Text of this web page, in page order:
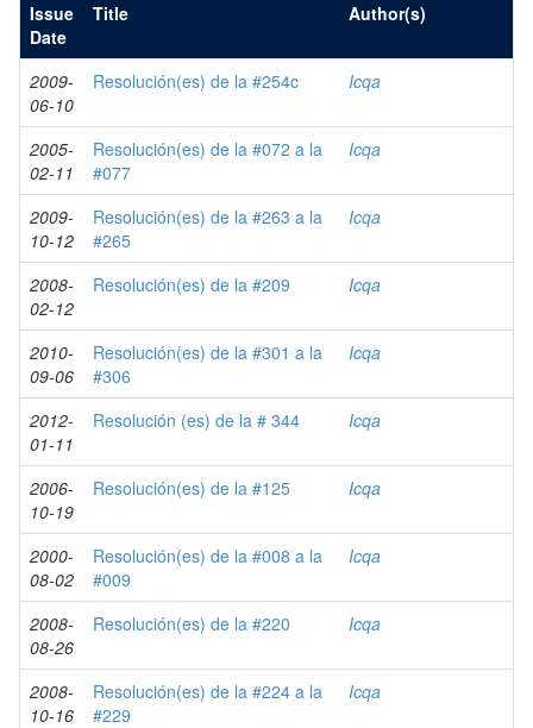
Issue
Date
Title Author(s)
2009-
06-10
Resolución(es) de la #254c Icqa
2005-
02-11
Resolución(es) de la #072 a la
#077
Icqa
2009-
10-12
Resolución(es) de la #263 a la
#265
Icqa
2008-
02-12
Resolución(es) de la #209 Icqa
2010-
09-06
Resolución(es) de la #301 a la
#306
Icqa
2012-
01-11
Resolución (es) de la # 344 Icqa
2006-
10-19
Resolución(es) de la #125 Icqa
2000-
08-02
Resolución(es) de la #008 a la
#009
Icqa
2008-
08-26
Resolución(es) de la #220 Icqa
2008-
10-16
Resolución(es) de la #224 a la
#229
Icqa